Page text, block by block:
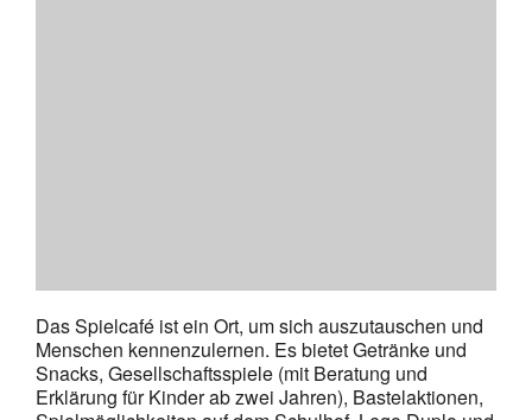
Das Spielcafé ist ein Ort, um sich auszutauschen und
Menschen kennenzulernen. Es bietet Getränke und
Snacks, Gesellschaftsspiele (mit Beratung und
Erklärung für Kinder ab zwei Jahren), Bastelaktionen,